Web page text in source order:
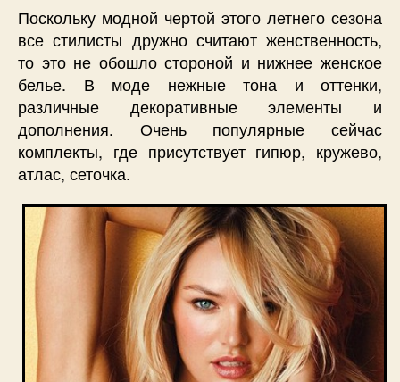
Поскольку модной чертой этого летнего сезона
все стилисты дружно считают женственность,
то это не обошло стороной и нижнее женское
белье. В моде нежные тона и оттенки,
различные декоративные элементы и
дополнения. Очень популярные сейчас
комплекты, где присутствует гипюр, кружево,
атлас, сеточка.